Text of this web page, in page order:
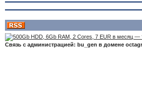
Связь с администрацией: bu_gen в домене